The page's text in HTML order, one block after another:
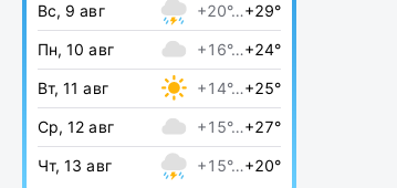
Вс, 9 авг +20°…+29°
Пн, 10 авг +16°…+24°
Вт, 11 авг +14°…+25°
Ср, 12 авг +15°…+27°
Чт, 13 авг +15°…+20°